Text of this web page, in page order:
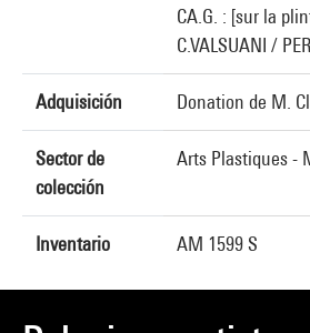
CA.G. : [sur la
C.VALSUANI /
Adquisición Donation de M.
Sector de
colección
Arts Plastiques -
Inventario AM 1599 S